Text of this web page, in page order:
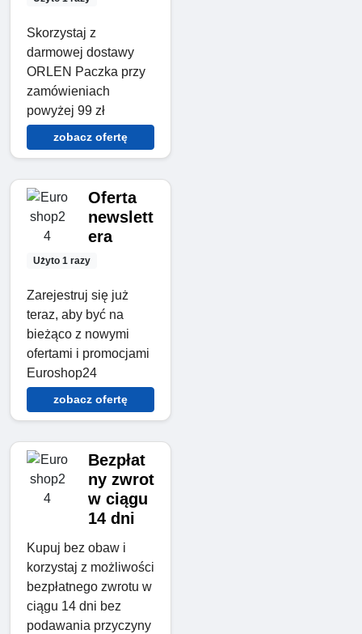
Skorzystaj z
darmowej dostawy
ORLEN Paczka przy
zamówieniach
powyżej 99 zł
zobacz ofertę
Użyto 1 razy
Oferta
newslett
era
Zarejestruj się już
teraz, aby być na
bieżąco z nowymi
ofertami i promocjami
Euroshop24
zobacz ofertę
Bezpłat
ny zwrot
w ciągu
14 dni
Kupuj bez obaw i
korzystaj z możliwości
bezpłatnego zwrotu w
ciągu 14 dni bez
podawania przyczyny